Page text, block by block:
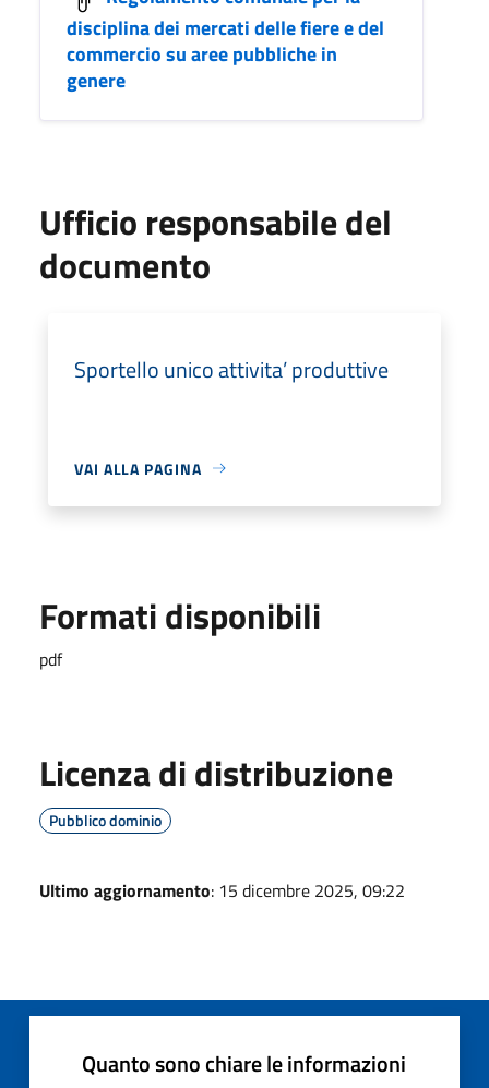
disciplina dei mercati delle fiere e del
commercio su aree pubbliche in
genere
Ufficio responsabile del
documento
Sportello unico attivita’ produttive
VAI ALLA PAGINA
Formati disponibili
pdf
Licenza di distribuzione
Pubblico dominio
Ultimo aggiornamento: 15 dicembre 2025, 09:22
Quanto sono chiare le informazioni